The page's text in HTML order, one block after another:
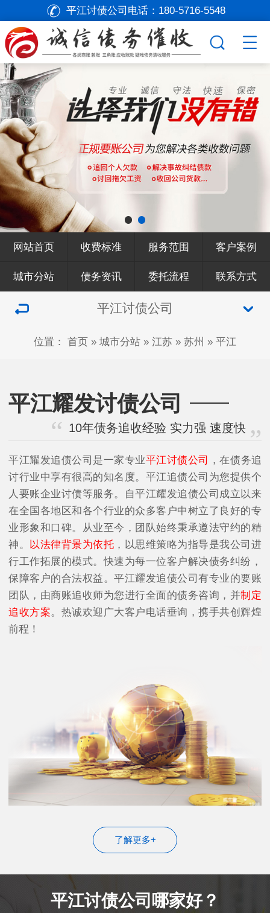
平江讨债公司电话： 180-5716-5548
网站首页 收费标准 服务范围 客户案例
城市分站 债务资讯 委托流程 联系方式
平江讨债公司
位置： 首页 » 城市分站 » 江苏 » 苏州 » 平江
平江耀发讨债公司
10年债务追收经验 实力强 速度快
平江耀发追债公司是一家专业平江讨债公司
，在债务追
讨行业中享有很高的知名度。平江追债公司为您提供个
人要账企业讨债等服务。自平江耀发追债公司成立以来
在全国各地区和各个行业的众多客户中树立了良好的专
业形象和口碑。从业至今，团队始终秉承遵法守约的精
神。
以法律背景为依托 ，以思维策略为指导是我公司进
行工作拓展的模式。快速为每一位客户解决债务纠纷，
保障客户的合法权益。平江耀发追债公司有专业的要账
团队，由商账追收师为您进行全面的债务咨询，并制定
追收方案。热诚欢迎广大客户电话垂询，携手共创辉煌
前程！
了解更多+
平江讨债公司哪家好？